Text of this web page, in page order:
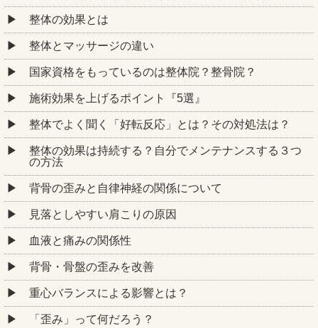
整体の効果とは
整体とマッサージの違い
国家資格をもっているのは整体院？整骨院？
施術効果を上げるポイント『5選』
整体でよく聞く「好転反応」とは？その対処法は？
整体の効果は持続する？自分でメンテナンスする３つ
の方法
背骨の歪みと自律神経の関係について
見落としやすい肩こりの原因
血液と痛みの関係性
背骨・骨盤の歪みを改善
重心バランスによる影響とは？
「歪み」って何だろう？